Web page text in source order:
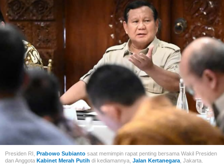
Presiden RI, Prabowo Subianto saat memimpin rapat penting bersama Wakil Presiden
dan Anggota Kabinet Merah Putih di kediamannya, Jalan Kertanegara , Jakarta.